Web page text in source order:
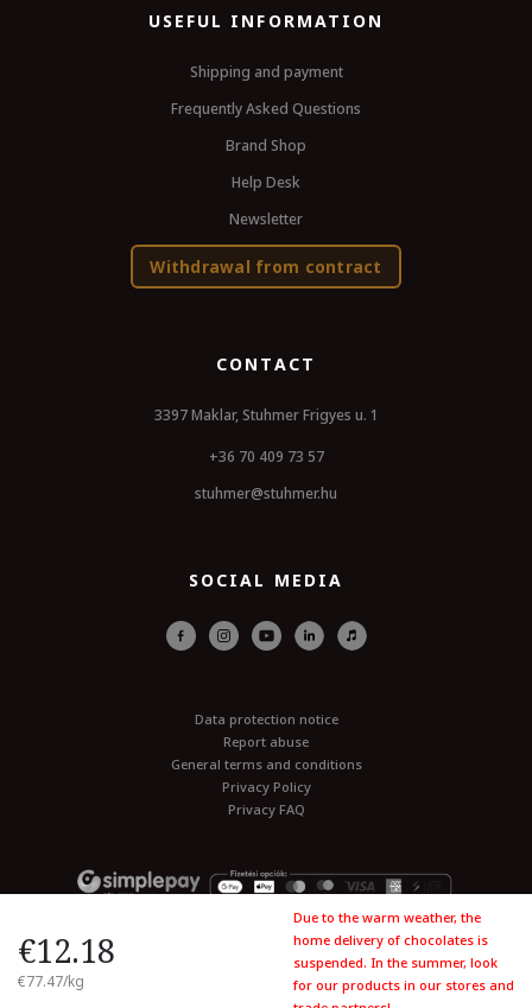
€12.18
€77.47/kg
Due to the warm weather, the
home delivery of chocolates is
suspended. In the summer, look
for our products in our stores and
USEFUL INFORMATION
Shipping and payment
Frequently Asked Questions
Brand Shop
Help Desk
Newsletter
Withdrawal from contract
CONTACT
3397 Maklar, Stuhmer Frigyes u. 1
+36 70 409 73 57
stuhmer@stuhmer.hu
SOCIAL MEDIA
© All rights reserved 2026. stuhmer.hu
Data protection notice
Report abuse
General terms and conditions
Privacy Policy
Privacy FAQ